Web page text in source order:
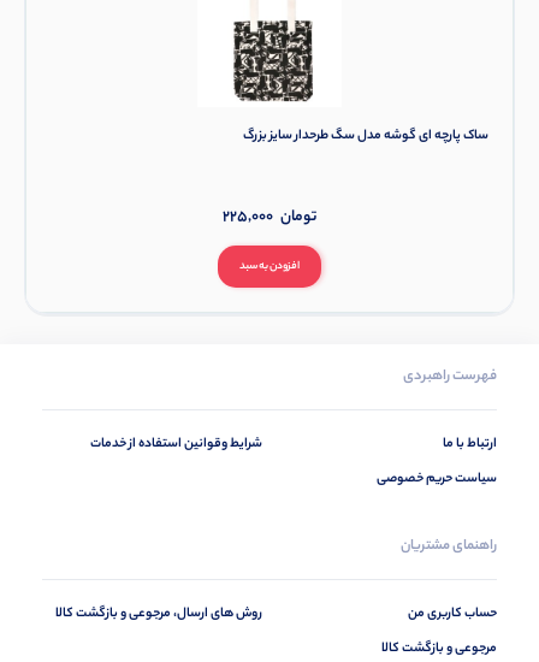
ساک پارچه ای گوشه مدل سگ طرحدار سایز بزرگ
افزودن به سبد
225,000 تومان
فهرست راهبردی
ارتباط با ما
سیاست حریم خصوصی
شرایط وقوانین استفاده از خدمات
راهنمای مشتریان
حساب کاربری من
مرجوعی و بازگشت کالا
روش های ارسال، مرجوعی و بازگشت کالا